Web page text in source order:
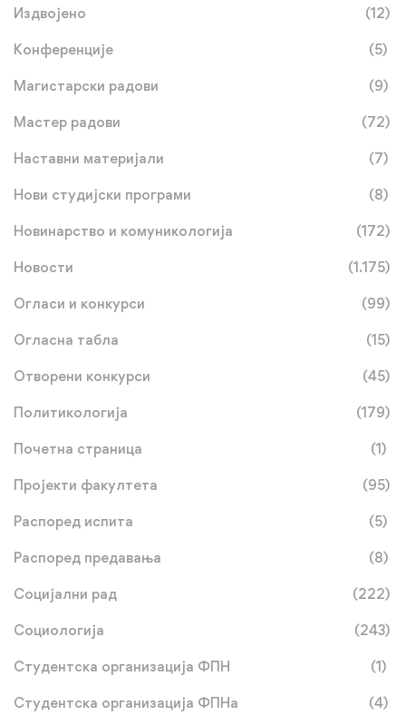
Издвојено (12)
Конференције (5)
Магистарски радови (9)
Мастер радови (72)
Наставни материјали (7)
Нови студијски програми (8)
Новинарство и комуникологија (172)
Новости (1.175)
Огласи и конкурси (99)
Огласна табла (15)
Отворени конкурси (45)
Политикологија (179)
Почетна страница (1)
Пројекти факултета (95)
Распоред испита (5)
Распоред предавања (8)
Социјални рад (222)
Социологија (243)
Студентска организација ФПН (1)
Студентска организација ФПНа (4)